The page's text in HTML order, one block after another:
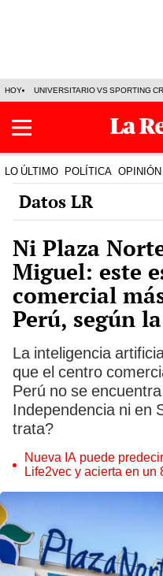
HOY UNIVERSITARIO VS SPORTING
LO ÚLTIMO POLÍTICA OPINIÓN
Datos LR
Ni Plaza
Miguel: este
comercial
Perú, según
La inteligencia
que el centro
Perú no se
Independencia ni en
trata?
Nueva IA puede
Life2vec y acierta en un